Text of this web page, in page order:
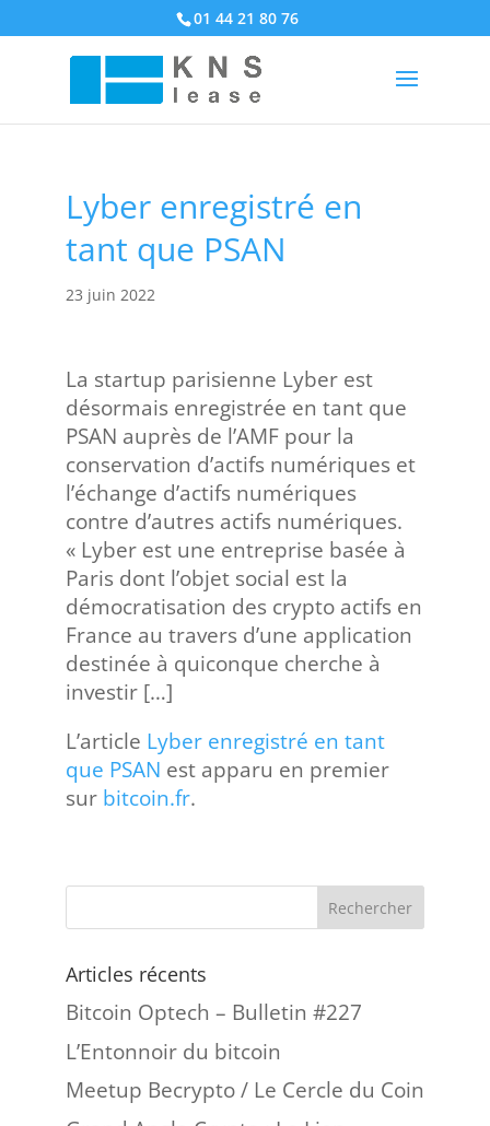
01 44 21 80 76
Lyber enregistré en
tant que PSAN
23 juin 2022
La startup parisienne Lyber est
désormais enregistrée en tant que
PSAN auprès de l’AMF pour la
conservation d’actifs numériques et
l’échange d’actifs numériques
contre d’autres actifs numériques.
« Lyber est une entreprise basée à
Paris dont l’objet social est la
démocratisation des crypto actifs en
France au travers d’une application
destinée à quiconque cherche à
investir […]
L’article Lyber enregistré en tant
que PSAN est apparu en premier
sur bitcoin.fr.
Articles récents
Bitcoin Optech – Bulletin #227
L’Entonnoir du bitcoin
Meetup Becrypto / Le Cercle du Coin